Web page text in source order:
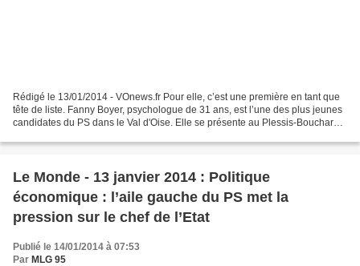
Rédigé le 13/01/2014 - VOnews.fr Pour elle, c’est une première en tant que
tête de liste. Fanny Boyer, psychologue de 31 ans, est l’une des plus jeunes
candidates du PS dans le Val d'Oise. Elle se présente au Plessis-Bouchard
Le Monde - 13 janvier 2014 : Politique
économique : l’aile gauche du PS met la
pression sur le chef de l’Etat
Publié le 14/01/2014 à 07:53
Par MLG 95